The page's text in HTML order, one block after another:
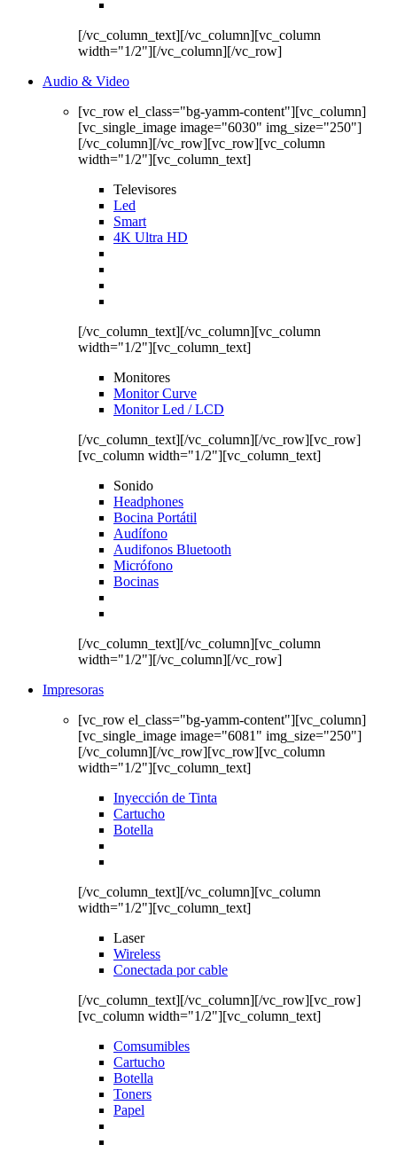
[/vc_column_text][/vc_column][vc_column
width="1/2"][/vc_column][/vc_row]
Audio & Video
[vc_row el_class="bg-yamm-content"][vc_column]
[vc_single_image image="6030" img_size="250"]
[/vc_column][/vc_row][vc_row][vc_column
width="1/2"][vc_column_text]
Televisores
Led
Smart
4K Ultra HD
[/vc_column_text][/vc_column][vc_column
width="1/2"][vc_column_text]
Monitores
Monitor Curve
Monitor Led / LCD
[/vc_column_text][/vc_column][/vc_row][vc_row]
[vc_column width="1/2"][vc_column_text]
Sonido
Headphones
Bocina Portátil
Audífono
Audifonos Bluetooth
Micrófono
Bocinas
[/vc_column_text][/vc_column][vc_column
width="1/2"][/vc_column][/vc_row]
Impresoras
[vc_row el_class="bg-yamm-content"][vc_column]
[vc_single_image image="6081" img_size="250"]
[/vc_column][/vc_row][vc_row][vc_column
width="1/2"][vc_column_text]
Inyección de Tinta
Cartucho
Botella
[/vc_column_text][/vc_column][vc_column
width="1/2"][vc_column_text]
Laser
Wireless
Conectada por cable
[/vc_column_text][/vc_column][/vc_row][vc_row]
[vc_column width="1/2"][vc_column_text]
Comsumibles
Cartucho
Botella
Toners
Papel